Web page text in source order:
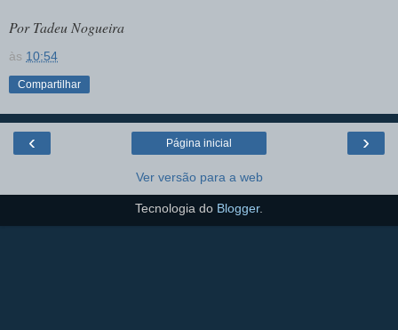
Por Tadeu Nogueira
às 10:54
Compartilhar
‹ ›
Página inicial
Ver versão para a web
Tecnologia do Blogger.